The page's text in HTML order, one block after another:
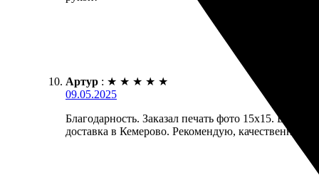
Артур : ★ ★ ★ ★ ★
09.05.2025
Благодарность. Заказал печать фото 15х15. Все
доставка в Кемерово. Рекомендую, качественные